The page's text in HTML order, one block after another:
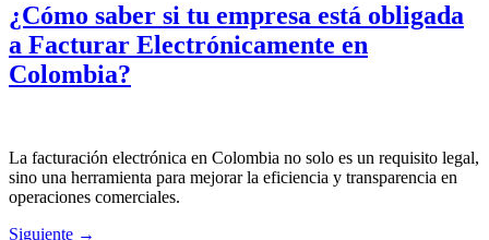
¿Cómo saber si tu empresa está obligada
a Facturar Electrónicamente en
Colombia?
La facturación electrónica en Colombia no solo es un requisito legal,
sino una herramienta para mejorar la eficiencia y transparencia en
operaciones comerciales.
Siguiente →